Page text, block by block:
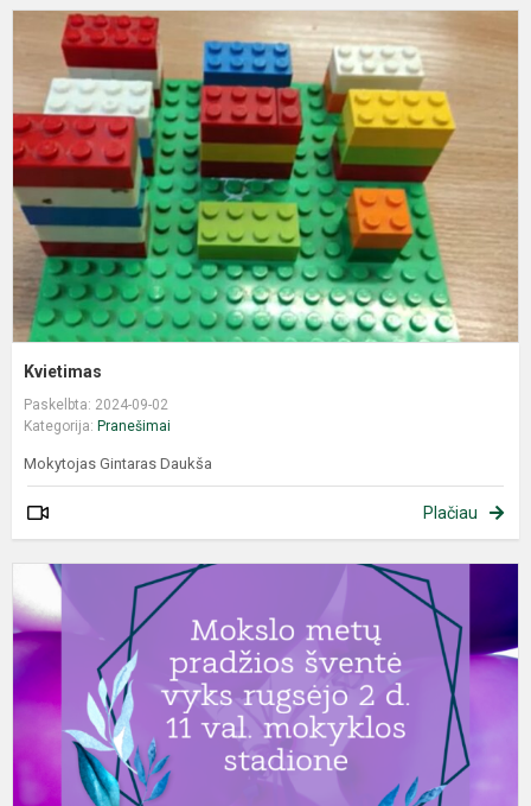
Kvietimas
Paskelbta: 2024-09-02
Kategorija: Pranešimai
Mokytojas Gintaras Daukša
Plačiau